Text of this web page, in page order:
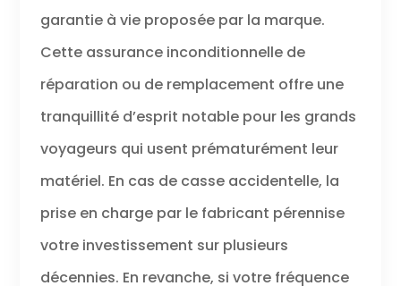
garantie à vie proposée par la marque.
Cette assurance inconditionnelle de
réparation ou de remplacement offre une
tranquillité d’esprit notable pour les grands
voyageurs qui usent prématurément leur
matériel. En cas de casse accidentelle, la
prise en charge par le fabricant pérennise
votre investissement sur plusieurs
décennies. En revanche, si votre fréquence